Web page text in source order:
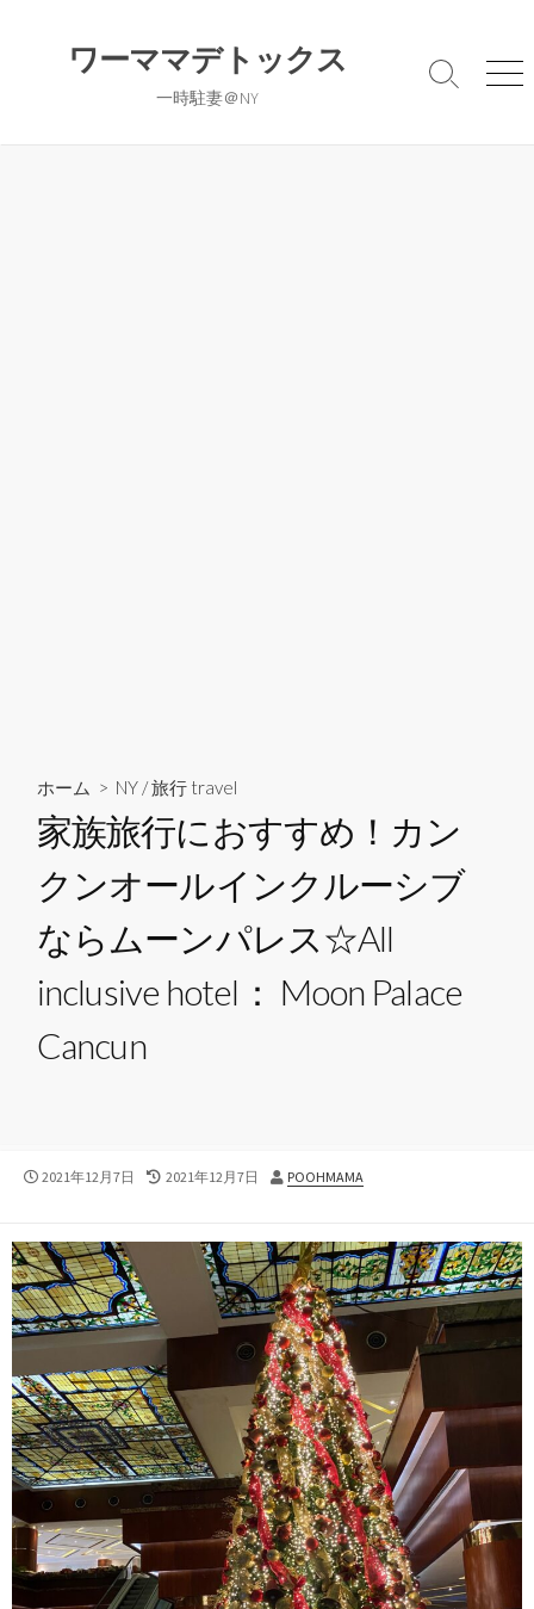
ワーママデトックス
一時駐妻＠NY
検
メ
ホーム > NY /旅行 travel
家族旅行におすすめ！カン
クンオールインクルーシブ
ならムーンパレス☆All
inclusive hotel： Moon Palace
Cancun
公
2021年12月7日
最
新
2021年12月7日
投
POOHMAMA